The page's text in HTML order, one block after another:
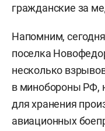
гражданские за
Напомним,
поселка
несколько
в минобороны РФ,
для хранения
авиационных